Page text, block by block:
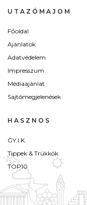
UTAZÓMAJOM
Főoldal
Ajánlatok
Adatvédelem
Impresszum
Médiaajánlat
Sajtómegjelenések
HASZNOS
GY.I.K.
Tippek & Trükkök
TOP10